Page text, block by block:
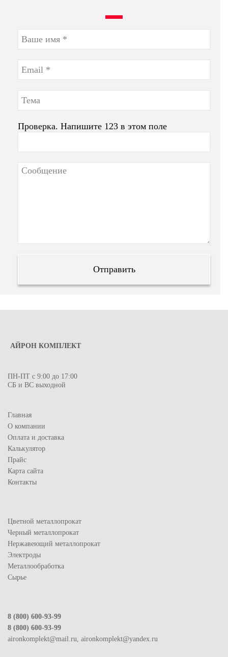
Проверка. Напишите 123 в этом поле
АЙРОН КОМПЛЕКТ
ПН-ПТ с 9:00 до 17:00
СБ и ВС выходной
Главная
О компании
Оплата и доставка
Калькулятор
Прайс
Карта сайта
Контакты
Цветной металлопрокат
Черный металлопрокат
Нержавеющий металлопрокат
Электроды
Металлообработка
Сырье
8 (800) 600-93-99
8 (800) 600-93-99
aironkomplekt@mail.ru, aironkomplekt@yandex.ru